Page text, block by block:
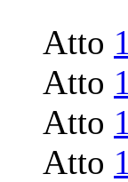
Atto
Atto
Atto
Atto